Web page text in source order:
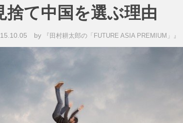
捨て中国を選ぶ理由
by 『田村耕太郎の「FUTURE ASIA PREMIUM」』